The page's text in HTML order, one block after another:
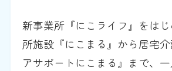
新事業所『にこライフ』をは
所施設『にこまる』から居宅
アサポートにこまる』まで、